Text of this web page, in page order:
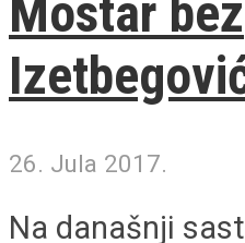
Mostar bez
26. Jula 2017.
Na današnji